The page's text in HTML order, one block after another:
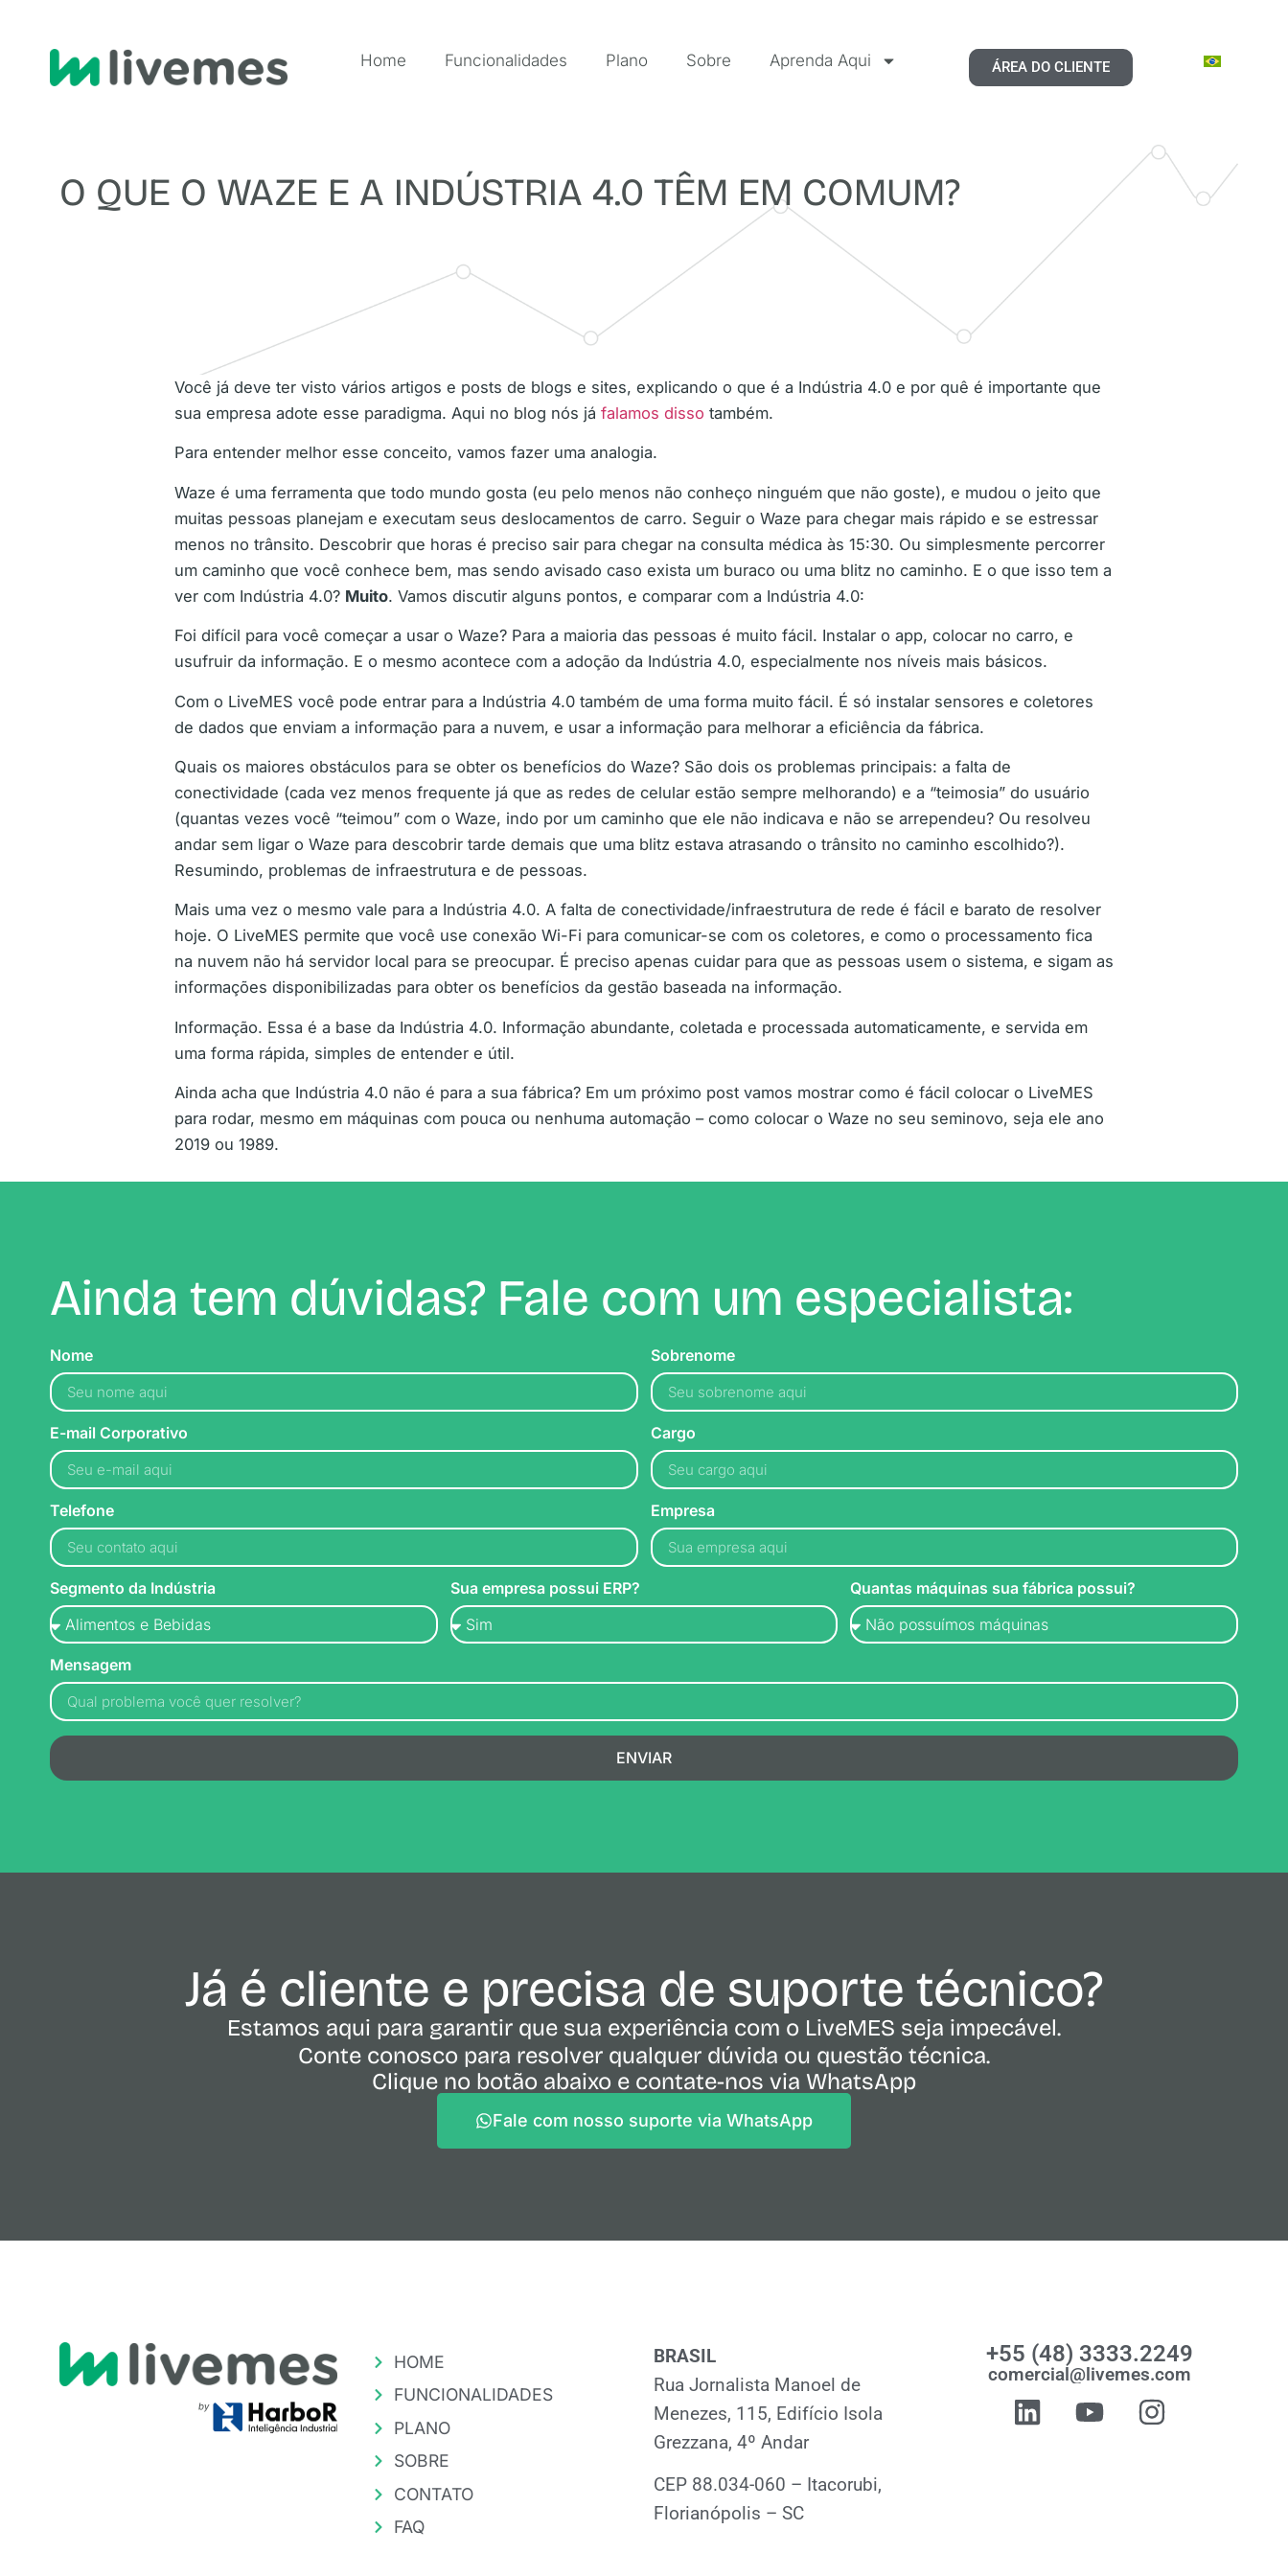
Home Funcionalidades Plano Sobre Aprenda Aqui ÁREA DO CLIENTE
O QUE O WAZE E A INDÚSTRIA 4.0 TÊM EM COMUM?
Você já deve ter visto vários artigos e posts de blogs e sites, explicando o que é a Indústria 4.0 e por quê é importante que
sua empresa adote esse paradigma. Aqui no blog nós já falamos disso também.
Para entender melhor esse conceito, vamos fazer uma analogia.
Waze é uma ferramenta que todo mundo gosta (eu pelo menos não conheço ninguém que não goste), e mudou o jeito que
muitas pessoas planejam e executam seus deslocamentos de carro. Seguir o Waze para chegar mais rápido e se estressar
menos no trânsito. Descobrir que horas é preciso sair para chegar na consulta médica às 15:30. Ou simplesmente percorrer
um caminho que você conhece bem, mas sendo avisado caso exista um buraco ou uma blitz no caminho. E o que isso tem a
ver com Indústria 4.0? Muito. Vamos discutir alguns pontos, e comparar com a Indústria 4.0:
Foi difícil para você começar a usar o Waze? Para a maioria das pessoas é muito fácil. Instalar o app, colocar no carro, e
usufruir da informação. E o mesmo acontece com a adoção da Indústria 4.0, especialmente nos níveis mais básicos.
Com o LiveMES você pode entrar para a Indústria 4.0 também de uma forma muito fácil. É só instalar sensores e coletores
de dados que enviam a informação para a nuvem, e usar a informação para melhorar a eficiência da fábrica.
Quais os maiores obstáculos para se obter os benefícios do Waze? São dois os problemas principais: a falta de
conectividade (cada vez menos frequente já que as redes de celular estão sempre melhorando) e a “teimosia” do usuário
(quantas vezes você “teimou” com o Waze, indo por um caminho que ele não indicava e não se arrependeu? Ou resolveu
andar sem ligar o Waze para descobrir tarde demais que uma blitz estava atrasando o trânsito no caminho escolhido?).
Resumindo, problemas de infraestrutura e de pessoas.
Mais uma vez o mesmo vale para a Indústria 4.0. A falta de conectividade/infraestrutura de rede é fácil e barato de resolver
hoje. O LiveMES permite que você use conexão Wi-Fi para comunicar-se com os coletores, e como o processamento fica
na nuvem não há servidor local para se preocupar. É preciso apenas cuidar para que as pessoas usem o sistema, e sigam as
informações disponibilizadas para obter os benefícios da gestão baseada na informação.
Informação. Essa é a base da Indústria 4.0. Informação abundante, coletada e processada automaticamente, e servida em
uma forma rápida, simples de entender e útil.
Ainda acha que Indústria 4.0 não é para a sua fábrica? Em um próximo post vamos mostrar como é fácil colocar o LiveMES
para rodar, mesmo em máquinas com pouca ou nenhuma automação – como colocar o Waze no seu seminovo, seja ele ano
2019 ou 1989.
Ainda tem dúvidas? Fale com um especialista:
Nome Sobrenome
E-mail Corporativo Cargo
Telefone Empresa
Segmento da Indústria Sua empresa possui ERP? Quantas máquinas sua fábrica possui?
Mensagem
ENVIAR
Já é cliente e precisa de suporte técnico?
Estamos aqui para garantir que sua experiência com o LiveMES seja impecável.
Conte conosco para resolver qualquer dúvida ou questão técnica.
Clique no botão abaixo e contate-nos via WhatsApp
Fale com nosso suporte via WhatsApp
HOME
FUNCIONALIDADES
PLANO
SOBRE
CONTATO
FAQ
BRASIL
Rua Jornalista Manoel de
Menezes, 115, Edifício Isola
Grezzana, 4º Andar
CEP 88.034-060 – Itacorubi,
Florianópolis – SC
+55 (48) 3333.2249
comercial@livemes.com